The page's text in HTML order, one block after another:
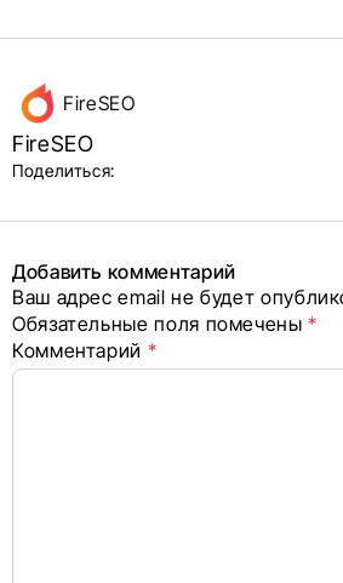
Данные
об авторе
и блок
поделиться
в соцсетях
FireSEO
FireSEO
Поделиться:
Добавить комментарий
Ваш адрес email не будет
Обязательные поля помечены*
Комментарий *
Alternative: